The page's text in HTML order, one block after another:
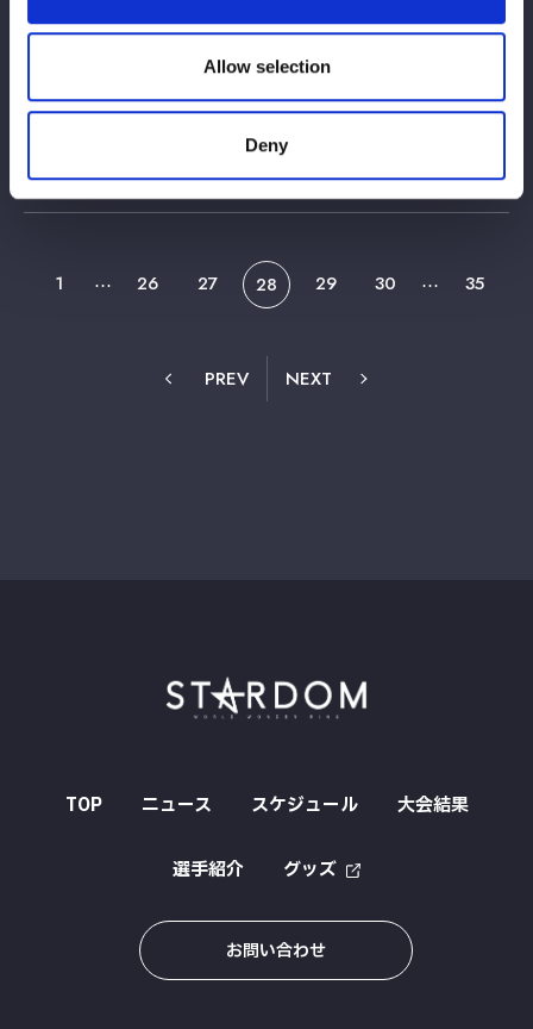
Allow selection
Deny
2025/06/13 INFO
【なつぽい＆安納サオリ】ＪＲ東海「推し
旅」×新日本プロレス、STARDOMコラボ
キャンペーン「Rail to PRO-
WRESTLING2」【刀羅ナツコ＆渡辺桃＆
上谷沙弥】
1 ⋯ 26 27 28 29 30 ⋯ 35
PREV NEXT
TOP ニュース スケジュール 大会結果
選手紹介 グッズ
お問い合わせ